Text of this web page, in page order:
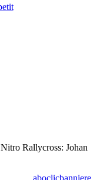
Nitro Rallycross: Johan